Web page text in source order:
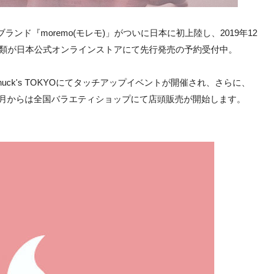
ンド『moremo(モレモ)」がついに日本に初上陸し、2019年12
が日本公式オンラインストアにて先行発売の予約受付中。
TOKYOにてタッチアップイベントが開催され、さらに、
からは全国バラエティショップにて店頭販売が開始します。